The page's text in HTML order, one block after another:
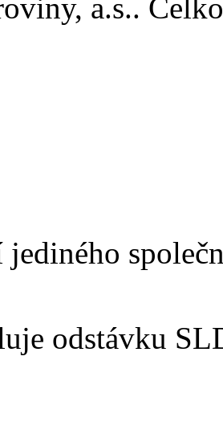
a.s..
jediného
odstávku